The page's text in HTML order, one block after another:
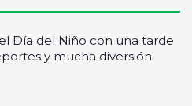
Día del Niño con una tarde
y mucha diversión